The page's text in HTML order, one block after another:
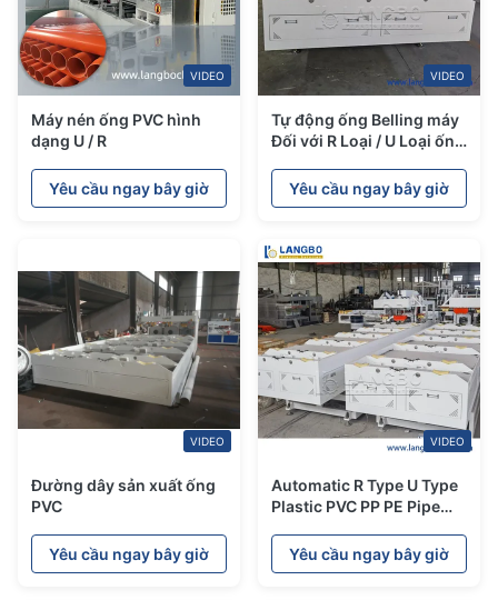
VIDEO
Máy nén ống PVC hình
dạng U / R
Yêu cầu ngay bây giờ
VIDEO
Tự động ống Belling máy
Đối với R Loại / U Loại ống
Yêu cầu ngay bây giờ
VIDEO
Đường dây sản xuất ống
PVC
Yêu cầu ngay bây giờ
VIDEO
Automatic R Type U Type
Plastic PVC PP PE Pipe
Machine
Yêu cầu ngay bây giờ